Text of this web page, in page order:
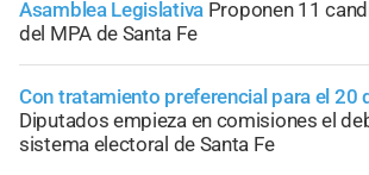
Asamblea Legislativa Proponen 11
del MPA de Santa Fe
Con tratamiento preferencial para el 20
Diputados empieza en comisiones el
sistema electoral de Santa Fe